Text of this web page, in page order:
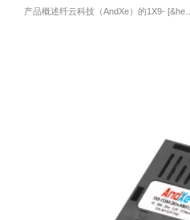
产品概述纤云科技（AndXe）的1X9- [&he…